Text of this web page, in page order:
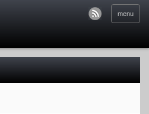
menu